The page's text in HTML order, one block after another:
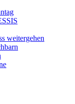
weitergehen